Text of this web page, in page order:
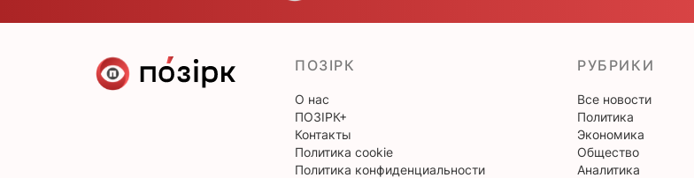
ПОЗІРК
О нас
ПОЗІРК+
Контакты
Политика cookie
Политика конфиденциальности
РУБРИКИ
Все новости
Политика
Экономика
Общество
Аналитика